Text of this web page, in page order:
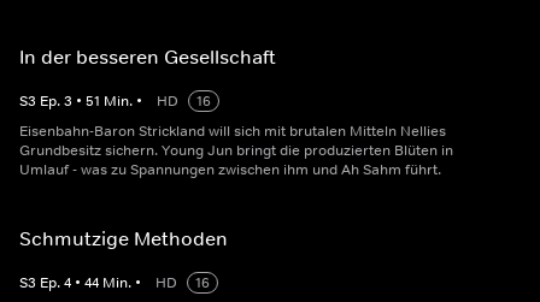
In der besseren Gesellschaft
S3 Ep.3 • 51 Min. • HD
16
Eisenbahn-Baron Strickland will sich mit brutalen Mitteln Nellies
Grundbesitz sichern. Young Jun bringt die produzierten Blüten in
Umlauf - was zu Spannungen zwischen ihm und Ah Sahm führt.
Schmutzige Methoden
S3 Ep.4 • 44 Min. • HD
16